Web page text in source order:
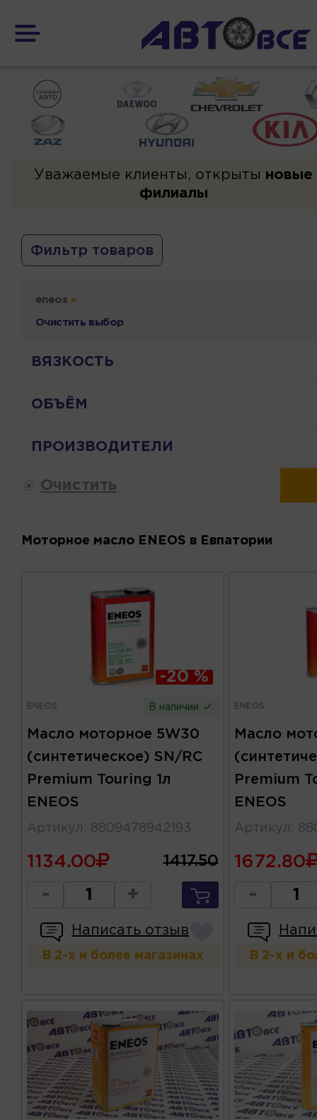
Уважаемые клиенты, открыты новые
филиалы
Фильтр товаров
eneos
Очистить выбор
ВЯЗКОСТЬ
ОБЪЁМ
ПРОИЗВОДИТЕЛИ
Очистить
Моторное масло ENEOS в Евпатории
-20 %
ENEOS В наличии
Масло моторное 5W30
(синтетическое) SN/RC
Premium Touring 1л
ENEOS
Артикул : 8809478942193
1134.00 1417.50
- +
Написать отзыв
В 2-х и более магазинах
ENEOS
Масло
Premium
ENEOS
Артикул :
1672.80
-
В 2-х и